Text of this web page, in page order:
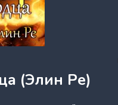
(Элин Ре)